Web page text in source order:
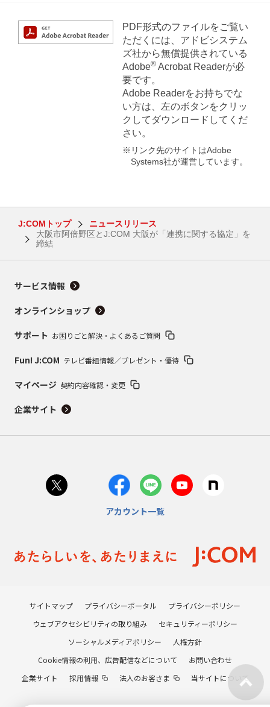
PDF形式のファイルをご覧い
ただくには、アドビシステム
ズ社から無償提供されている
Adobe®Acrobat Readerが必
要です。
Adobe Readerをお持ちでな
い方は、左のボタンをクリッ
クしてダウンロードしてくだ
さい。
※リンク先のサイトはAdobe
Systems社が運営しています。
J:COMトップ
ニュースリリース
大阪市阿倍野区とJ:COM 大阪が「連携に関する協定」を
締結
サービス情報
オンラインショップ
サポート お困りごと解決・よくあるご質問
Fun! J:COM テレビ番組情報／プレゼント・優待
マイページ 契約内容確認・変更
企業サイト
アカウント一覧
サイトマップ プライバシーポータル
プライバシーポリシー
ウェブアクセシビリティの取り組み
セキュリティーポリシー
ソーシャルメディアポリシー
人権方針
Cookie情報の利用、広告配信などについて
お問い合わせ
企業サイト
採用情報 法人のお客さま 当サイトについて